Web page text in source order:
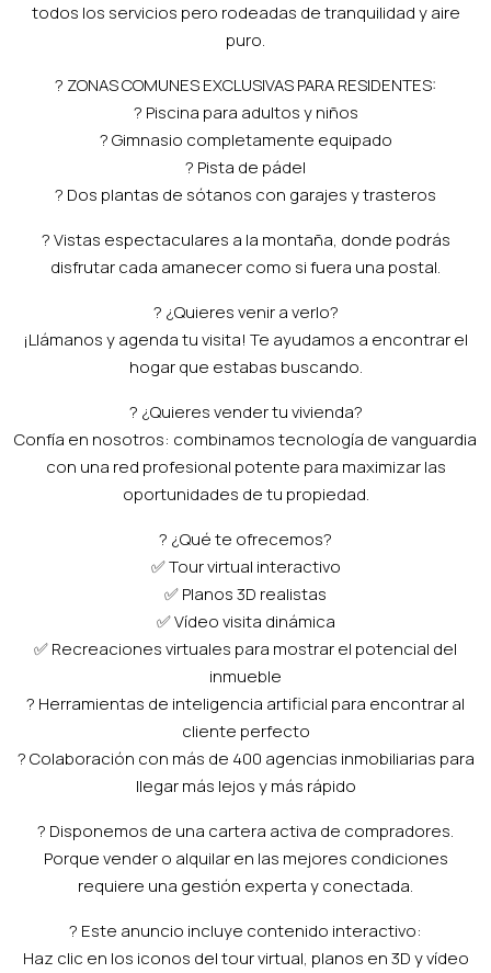
todos los servicios pero rodeadas de tranquilidad y aire
puro.
? ZONAS COMUNES EXCLUSIVAS PARA RESIDENTES:
? Piscina para adultos y niños
?️ Gimnasio completamente equipado
? Pista de pádel
? Dos plantas de sótanos con garajes y trasteros
? Vistas espectaculares a la montaña, donde podrás
disfrutar cada amanecer como si fuera una postal.
? ¿Quieres venir a verlo?
¡Llámanos y agenda tu visita! Te ayudamos a encontrar el
hogar que estabas buscando.
? ¿Quieres vender tu vivienda?
Confía en nosotros: combinamos tecnología de vanguardia
con una red profesional potente para maximizar las
oportunidades de tu propiedad.
? ¿Qué te ofrecemos?
✅ Tour virtual interactivo
✅ Planos 3D realistas
✅ Vídeo visita dinámica
✅ Recreaciones virtuales para mostrar el potencial del
inmueble
? Herramientas de inteligencia artificial para encontrar al
cliente perfecto
? Colaboración con más de 400 agencias inmobiliarias para
llegar más lejos y más rápido
? Disponemos de una cartera activa de compradores.
Porque vender o alquilar en las mejores condiciones
requiere una gestión experta y conectada.
? Este anuncio incluye contenido interactivo:
Haz clic en los iconos del tour virtual, planos en 3D y vídeo